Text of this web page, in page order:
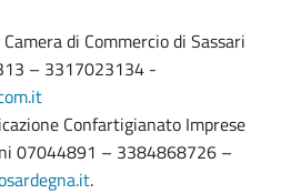
di Commercio di Sassari
– 3317023134 -
Confartigianato Imprese
07044891 – 3384868726 –
.